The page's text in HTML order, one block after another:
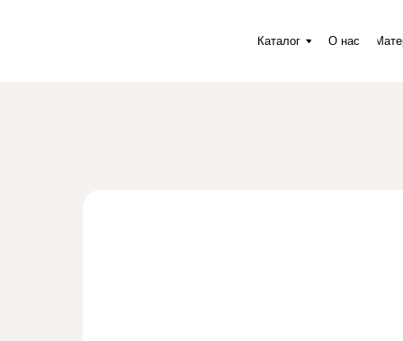
Каталог Материалы
О нас